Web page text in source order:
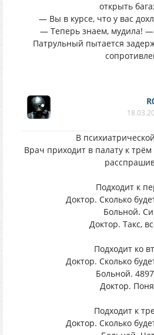
открыть
— Вы в курсе, что у вас
— Теперь знаем, мудила!
Патрульный пытается
В
Врач приходит в палату к
Подходит к
Доктор. Сколько
Больной.
Доктор. Такс,
Подходит ко
Доктор. Сколько
Больной.
Доктор.
Подходит к
Доктор. Сколько